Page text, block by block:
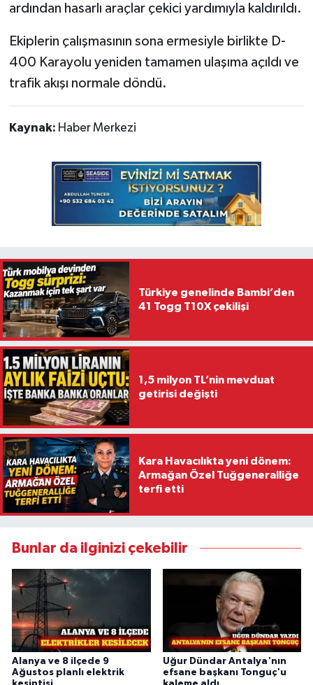
ardından hasarlı araçlar çekici yardımıyla kaldırıldı.
Ekiplerin çalışmasının sona ermesiyle birlikte D-
400 Karayolu yeniden tamamen ulaşıma açıldı ve
trafik akışı normale döndü.
Kaynak: Haber Merkezi
Türkiye genelinde Bambi’den
41 Togg T10X çekilişi
1,5 milyon TL’nin mevduat
getirisi değişti
Kara Havacılıkta yeni dönem:
Armağan Özel Tuğgeneralliğe
terfi etti
Bunlar da ilginizi çekebilir
Alanya ve 8 ilçede 9
Ağustos planlı elektrik
Uğur Dündar Antalya'nın
efsane başkanı Tonguç'u